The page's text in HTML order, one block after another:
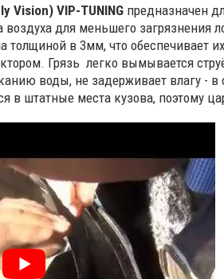
Vision) VIP-TUNING предназначен
воздуха для меньшего
толщиной в 3мм, что
Грязь легко вымывается
воды, не задерживает влагу -
в штатные места кузова, поэтому